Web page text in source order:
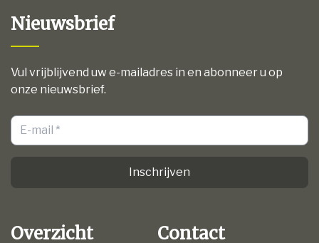
Nieuwsbrief
Vul vrijblijvend uw e-mailadres in en abonneer u op
onze nieuwsbrief.
Inschrijven
Overzicht Contact